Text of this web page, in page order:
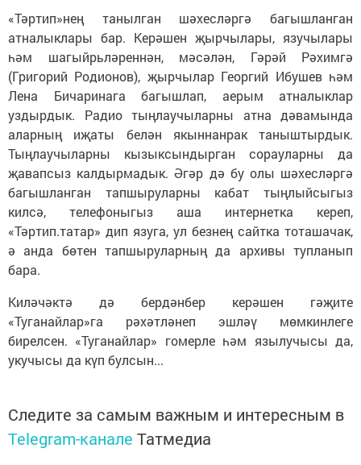
«Тәртип»нең танылган шәхесләргә багышланган
атналыклары бар. Керәшен җырчылары, язучылары
һәм шагыйрьләреннән, мәсәлән, Гәрәй Рәхимгә
(Григорий Родионов), җырчылар Георгий Ибушев һәм
Лена Бичаринага багышлап, аерым атналыклар
уздырдык. Радио тыңлаучыларны атна дәвамында
аларның иҗаты белән якыннанрак таныштырдык.
Тыңлаучыларны кызыксындырган сорауларны да
җавапсыз калдырмадык. Әгәр дә бу олы шәхесләргә
багышланган тапшыруларны кабат тыңлыйсыгыз
килсә, телефоныгыз аша интернетка кереп,
«Тәртип.татар» дип язуга, ул безнең сайтка тоташачак,
ә анда бөтен тапшыруларның да архивы тупланып
бара.
Киләчәктә дә бердәнбер керәшен гәҗите
«Туганайлар»га рәхәтләнеп эшләү мөмкинлеге
бирелсен. «Туганайлар» гомерле һәм язылучысы да,
укучысы да күп булсын...
Следите за самым важным и интересным в
Telegram-канале Татмедиа